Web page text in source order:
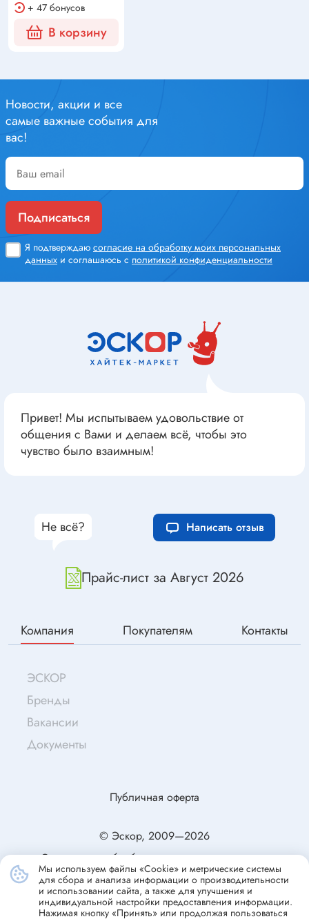
+ 47 бонусов
В корзину
Новости, акции и все
самые важные события для
вас!
Подписаться
Я подтверждаю согласие на обработку моих персональных
данных и соглашаюсь с политикой конфиденциальности
Привет! Мы испытываем удовольствие от
общения с Вами и делаем всё, чтобы это
чувство было взаимным!
Прайс-лист за Август 2026
Не всё? Написать отзыв
Компания Покупателям Контакты
ЭСКОР
Бренды
Вакансии
Документы
© Эскор, 2009—2026
Согласие на обработку персональных данных
Политика конфиденциальности
Публичная оферта
Мы используем файлы «Cookie» и метрические системы
для сбора и анализа информации о производительности
и использовании сайта, а также для улучшения и
индивидуальной настройки предоставления информации.
Нажимая кнопку «Принять» или продолжая пользоваться